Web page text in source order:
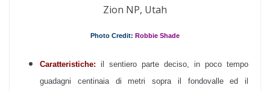
Zion NP, Utah
Photo Credit: Robbie Shade
Caratteristiche: il sentiero parte deciso, in poco tempo
guadagni centinaia di metri sopra il fondovalle ed il